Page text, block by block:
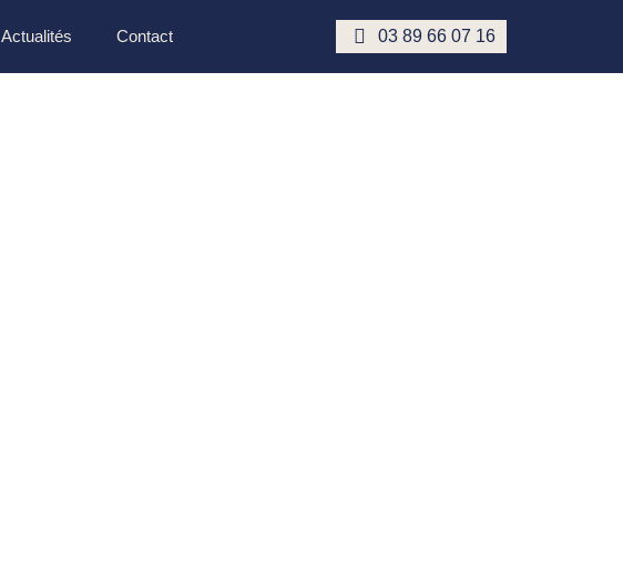
Actualités Contact 03 89 66 07 16